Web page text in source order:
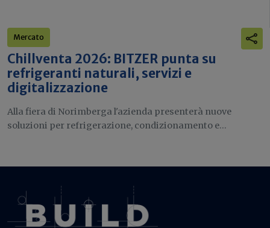
Mercato
Chillventa 2026: BITZER punta su
refrigeranti naturali, servizi e
digitalizzazione
Alla fiera di Norimberga l'azienda presenterà nuove
soluzioni per refrigerazione, condizionamento e...